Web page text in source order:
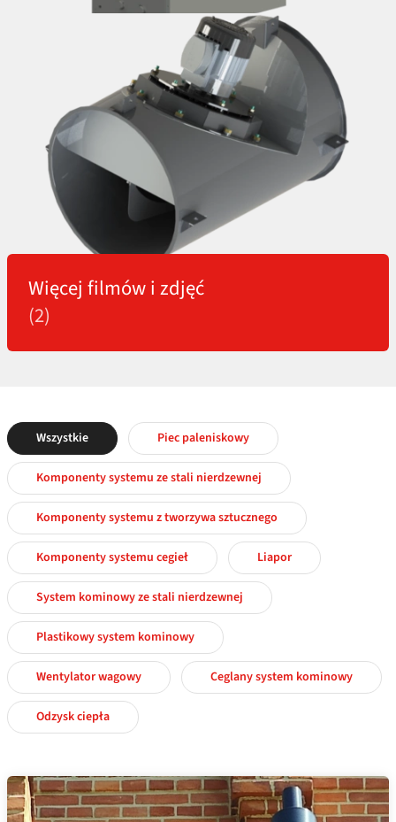
Więcej filmów i zdjęć
(2)
Wszystkie Piec paleniskowy
Komponenty systemu ze stali nierdzewnej
Komponenty systemu z tworzywa sztucznego
Komponenty systemu cegieł Liapor
System kominowy ze stali nierdzewnej
Plastikowy system kominowy
Wentylator wagowy Ceglany system kominowy
Odzysk ciepła